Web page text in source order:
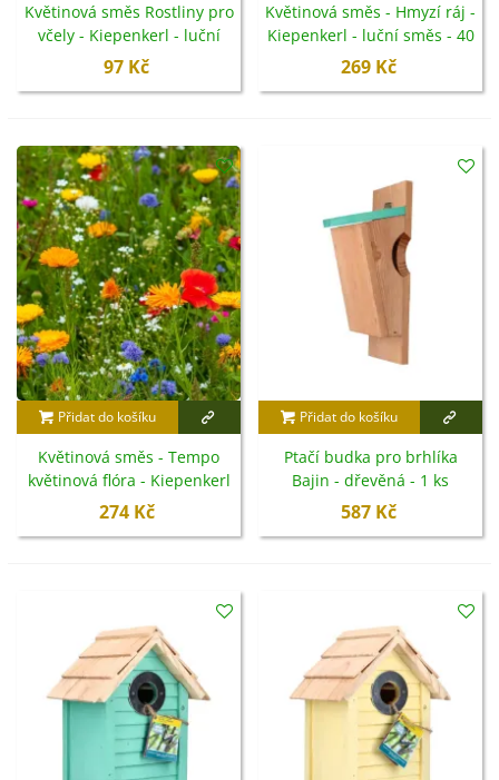
Květinová směs Rostliny pro
včely - Kiepenkerl - luční
směs - 35 g
97 Kč
Květinová směs - Hmyzí ráj -
Kiepenkerl - luční směs - 40
g
269 Kč
Přidat do košíku
Květinová směs - Tempo
květinová flóra - Kiepenkerl
- luční směs - 40 g
274 Kč
Přidat do košíku
Ptačí budka pro brhlíka
Bajin - dřevěná - 1 ks
587 Kč